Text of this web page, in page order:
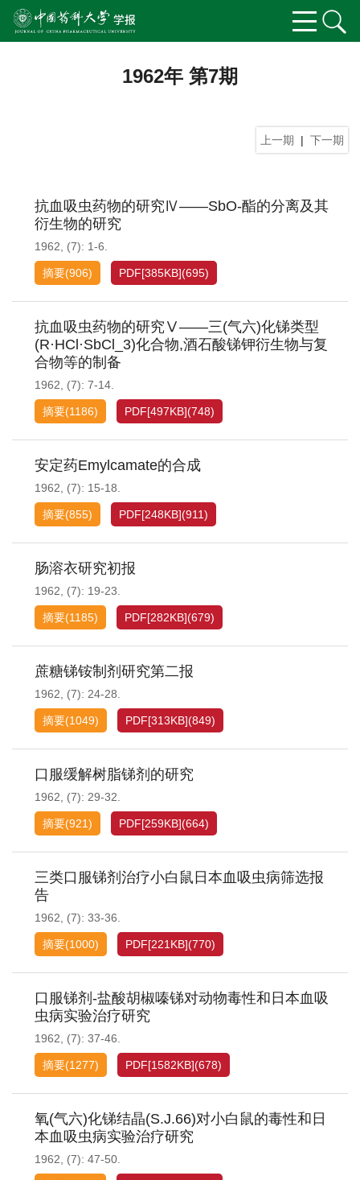
1962年 第7期
上一期 | 下一期
抗血吸虫药物的研究Ⅳ——SbO-酯的分离及其
衍生物的研究
1962, (7): 1-6.
摘要(906) PDF[385KB](695)
抗血吸虫药物的研究Ⅴ——三(气六)化锑类型
(R·HCl·SbCl_3)化合物,酒石酸锑钾衍生物与复
合物等的制备
1962, (7): 7-14.
摘要(1186) PDF[497KB](748)
安定药Emylcamate的合成
1962, (7): 15-18.
摘要(855) PDF[248KB](911)
肠溶衣研究初报
1962, (7): 19-23.
摘要(1185) PDF[282KB](679)
蔗糖锑铵制剂研究第二报
1962, (7): 24-28.
摘要(1049) PDF[313KB](849)
口服缓解树脂锑剂的研究
1962, (7): 29-32.
摘要(921) PDF[259KB](664)
三类口服锑剂治疗小白鼠日本血吸虫病筛选报
告
1962, (7): 33-36.
摘要(1000) PDF[221KB](770)
口服锑剂-盐酸胡椒嗪锑对动物毒性和日本血吸
虫病实验治疗研究
1962, (7): 37-46.
摘要(1277) PDF[1582KB](678)
氧(气六)化锑结晶(S.J.66)对小白鼠的毒性和日
本血吸虫病实验治疗研究
1962, (7): 47-50.